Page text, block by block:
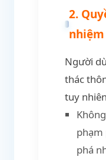
2.
Người
thác
tuy
phạm
phá